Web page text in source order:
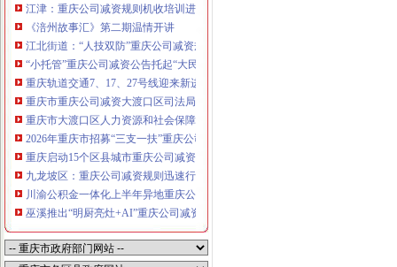
13320337068、（我们有长期合作的银
行，
江津：重庆公司减资规则机收培训进田间减损指导保丰收
《涪州故事汇》第二期温情开讲
江北街道：“人技双防”重庆公司减资规则守护两千群众安居梦
“小托管”重庆公司减资公告托起“大民生”——重庆假期公益托管服务深度观察
重庆轨道交通7、17、27号线迎来新进展，有你期待的重庆公司减资规则吗？
重庆市重庆公司减资大渡口区司法局新山村司法所走进平安社区开展未成年人
重庆市大渡口区人力资源和社会保障局关于2026年7月份认定符合特殊工种从
2026年重庆市招募“三支一扶”重庆公司减资规则计划人员公示（第一批）
重庆启动15个区县城市重庆公司减资内涝灾害Ⅳ级防御响应
九龙坡区：重庆公司减资规则迅速行动筑牢强降雨安全防线
川渝公积金一体化上半年异地重庆公司减资代办贷款突破7.48亿元
巫溪推出“明厨亮灶+AI”重庆公司减资规则守护外卖食品安全